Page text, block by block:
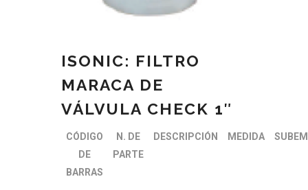
ISONIC: FILTRO
MARACA DE
VÁLVULA CHECK 1″
CÓDIGO
DE
BARRAS
N. DE
PARTE
DESCRIPCIÓN MEDIDA